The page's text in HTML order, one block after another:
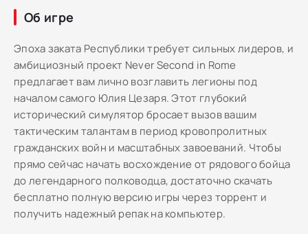
Об игре
Эпоха заката Республики требует сильных лидеров, и
амбициозный проект Never Second in Rome
предлагает вам лично возглавить легионы под
началом самого Юлия Цезаря. Этот глубокий
исторический симулятор бросает вызов вашим
тактическим талантам в период кровопролитных
гражданских войн и масштабных завоеваний. Чтобы
прямо сейчас начать восхождение от рядового бойца
до легендарного полководца, достаточно скачать
бесплатно полную версию игры через торрент и
получить надежный репак на компьютер.